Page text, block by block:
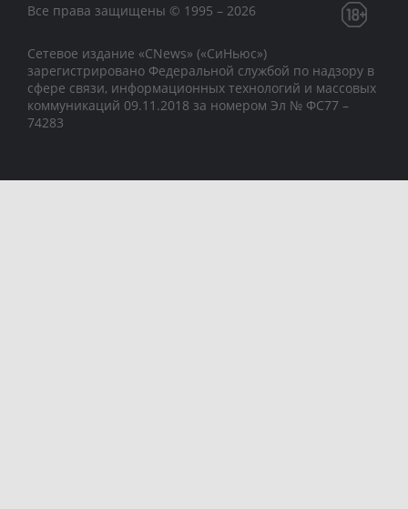
Все права защищены © 1995 – 2026
Сетевое издание «CNews» («СиНьюс»)
зарегистрировано Федеральной службой по надзору в
сфере связи, информационных технологий и массовых
коммуникаций 09.11.2018 за номером Эл № ФС77 –
74283